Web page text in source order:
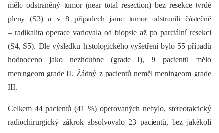
mělo odstraněný tumor (near total resection) bez resekce tvrdé
pleny (S3) a v 8 případech jsme tumor odstranili částečně
–⁠ radikalita operace variovala od bio­psie až po parciální resekci
(S4, S5). Dle výsledku histologického vyšetření bylo 55 případů
hodnoceno jako nezhoubné (grade I), 9 pacientů mělo
meningeom grade II. Žádný z pacientů neměl meningeom grade
III.
Celkem 44 pacientů (41 %) operovaných nebylo, stereotaktický
radiochirurgický zákrok absolvovalo 23 pacientů, bez jakékoli